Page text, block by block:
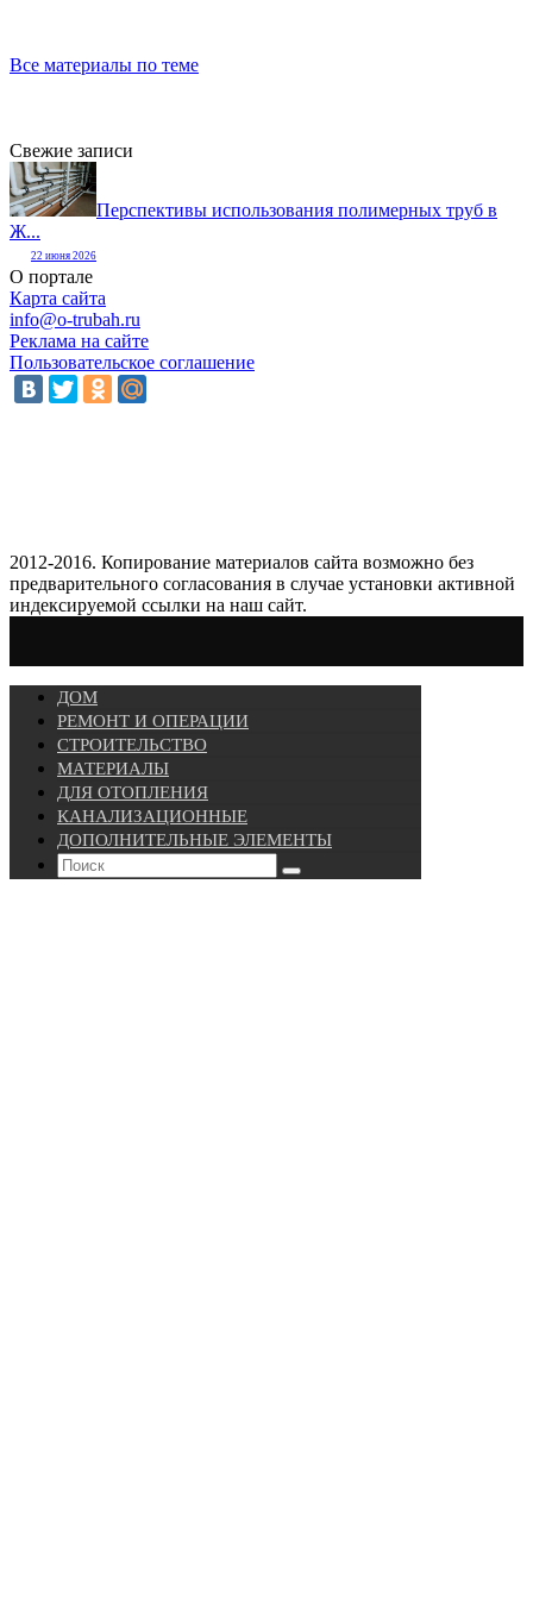
Все материалы по теме
Свежие записи
Перспективы использования полимерных труб в
Ж...
22 июня 2026
О портале
Карта сайта
info@o-trubah.ru
Реклама на сайте
Пользовательское соглашение
2012-2016. Копирование материалов сайта возможно без
предварительного согласования в случае установки активной
индексируемой ссылки на наш сайт.
ДОМ
РЕМОНТ И ОПЕРАЦИИ
СТРОИТЕЛЬСТВО
МАТЕРИАЛЫ
ДЛЯ ОТОПЛЕНИЯ
КАНАЛИЗАЦИОННЫЕ
ДОПОЛНИТЕЛЬНЫЕ ЭЛЕМЕНТЫ